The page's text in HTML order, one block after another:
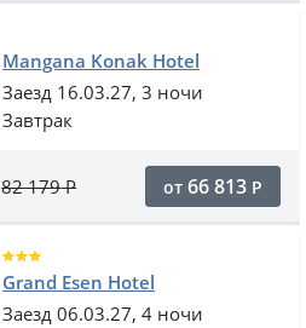
Mangana Konak Hotel
Заезд 16.03.27, 3 ночи
Завтрак
82 179Р от 66 813 Р
Grand Esen Hotel
Заезд 06.03.27, 4 ночи